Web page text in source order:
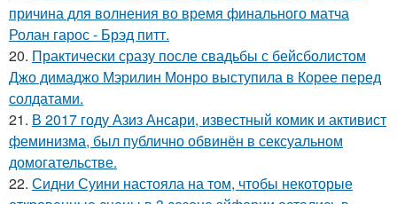
причина для волнения во время финального матча
Ролан гарос - Брэд питт.
20. Практически сразу после свадьбы с бейсболистом
Джо димаджо Мэрилин Монро выступила в Корее перед
солдатами.
21. В 2017 году Азиз Ансари, известный комик и активист
феминизма, был публично обвинён в сексуальном
домогательстве.
22. Сидни Суини настояла на том, чтобы некоторые